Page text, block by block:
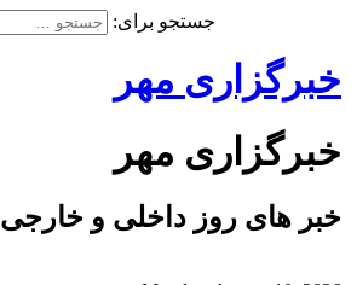
جستجو برای:
خبرگزاری مهر
خبرگزاری مهر
خبر های روز داخلی و خارجی